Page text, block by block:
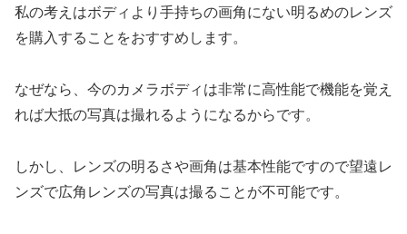
私の考えはボディより手持ちの画角にない明るめのレンズ
を購入することをおすすめします。
なぜなら、今のカメラボディは非常に高性能で機能を覚え
れば大抵の写真は撮れるようになるからです。
しかし、レンズの明るさや画角は基本性能ですので望遠レ
ンズで広角レンズの写真は撮ることが不可能です。